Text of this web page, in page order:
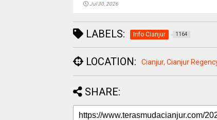
Jul 30, 2026
LABELS: Info Cianjur 1164
LOCATION: Cianjur, Cianjur
SHARE: